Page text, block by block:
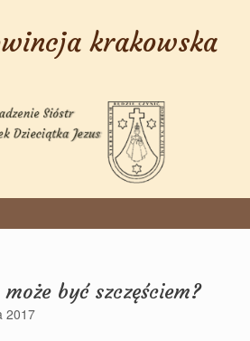
krakowska
być szczęściem?
2017